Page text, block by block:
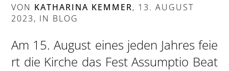
VON KATHARINA KEMMER, 13. AUGUST
2023, IN BLOG
Am 15. August eines jeden Jahres feie
rt die Kirche das Fest Assumptio Beat